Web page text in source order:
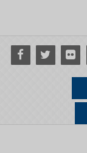
Facebook
Twitter Flickr